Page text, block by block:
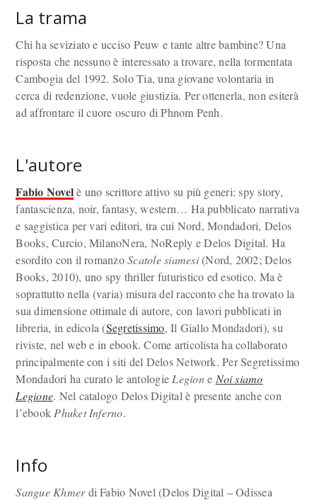
La trama
Chi ha seviziato e ucciso Peuw e tante altre bambine? Una
risposta che nessuno è interessato a trovare, nella tormentata
Cambogia del 1992. Solo Tia, una giovane volontaria in
cerca di redenzione, vuole giustizia. Per ottenerla, non esiterà
ad affrontare il cuore oscuro di Phnom Penh.
L'autore
Fabio Novelè uno scrittore attivo su più generi: spy story,
fantascienza, noir, fantasy, western… Ha pubblicato narrativa
e saggistica per vari editori, tra cui Nord, Mondadori, Delos
Books, Curcio, MilanoNera, NoReply e Delos Digital. Ha
esordito con il romanzoScatole siamesi(Nord, 2002; Delos
Books, 2010), uno spy thriller futuristico ed esotico. Ma è
soprattutto nella (varia) misura del racconto che ha trovato la
sua dimensione ottimale di autore, con lavori pubblicati in
libreria, in edicola (Segretissimo, Il Giallo Mondadori), su
riviste, nel web e in ebook. Come articolista ha collaborato
principalmente con i siti del Delos Network. Per Segretissimo
Mondadori ha curato le antologie Legione Noi siamo
Legione. Nel catalogo Delos Digital è presente anche con
l’ebook Phuket Inferno.
Info
Sangue Khmerdi Fabio Novel (Delos Digital – Odissea